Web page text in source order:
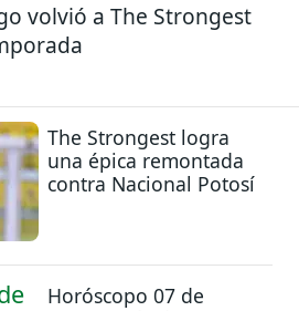
volvió a The Strongest
The Strongest logra
una épica remontada
contra Nacional Potosí
Horóscopo 07 de